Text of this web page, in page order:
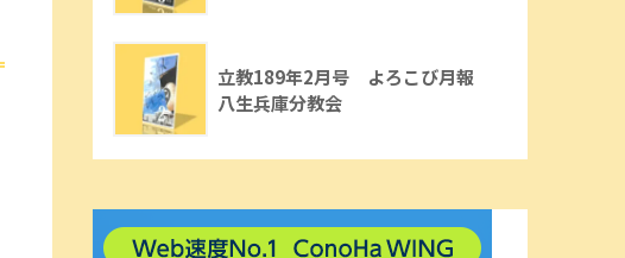
立教189年2月号 よろこび月報
八生兵庫分教会